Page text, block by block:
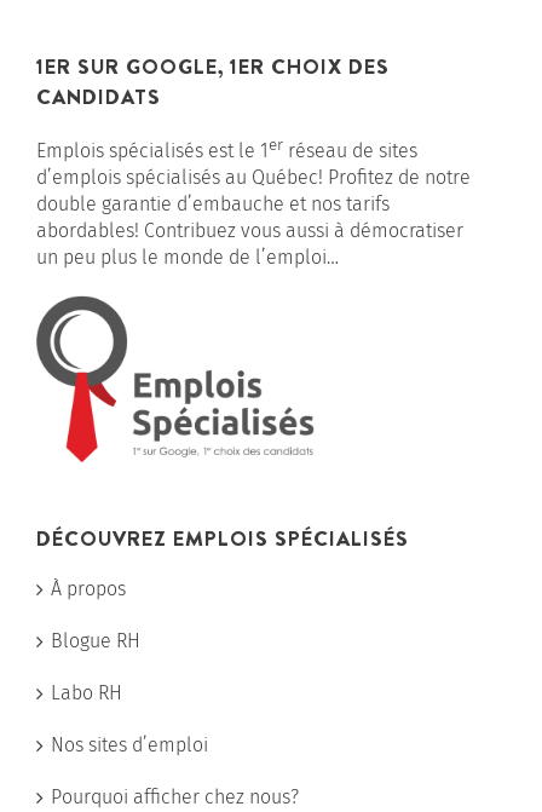
1ER SUR GOOGLE, 1ER CHOIX DES
CANDIDATS
Emplois spécialisés est le 1er réseau de sites
d’emplois spécialisés au Québec! Profitez de notre
double garantie d’embauche et nos tarifs
abordables! Contribuez vous aussi à démocratiser
un peu plus le monde de l’emploi…
DÉCOUVREZ EMPLOIS SPÉCIALISÉS
À propos
Blogue RH
Labo RH
Nos sites d’emploi
Pourquoi afficher chez nous?